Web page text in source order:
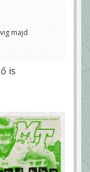
képzeld
majd
is